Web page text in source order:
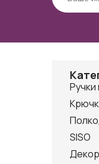
SISO